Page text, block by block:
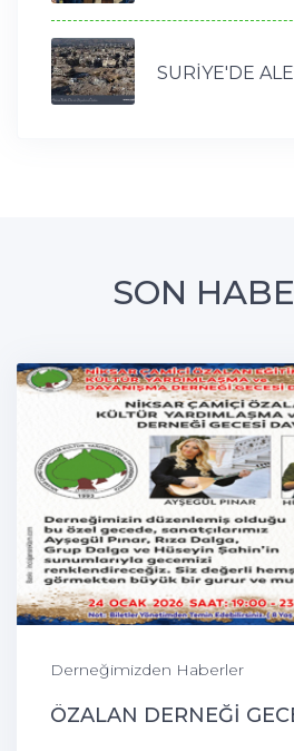
SURİYE'DE
SON
Derneğimizden Haberler
ÖZALAN DERNEĞİ